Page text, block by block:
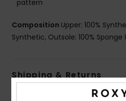
pattern
Composition Upper: 100%
Synthetic, Outsole: 100% Sponge
Shipping & Returns